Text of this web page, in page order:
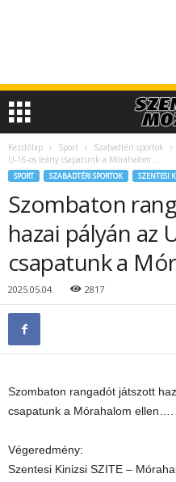
Kezdőlap Sport Szabadtéri sportok
U-16-os leány csapatunk a Mórahalom …
SPORT SZABADTÉRI SPORTOK SZENTESI
Szombaton
hazai pályán az
csapatunk a
2025.05.04. 2817
Szombaton rangadót játszott
csapatunk a Mórahalom ellen….
Végeredmény:
Szentesi Kinizsi SZITE –